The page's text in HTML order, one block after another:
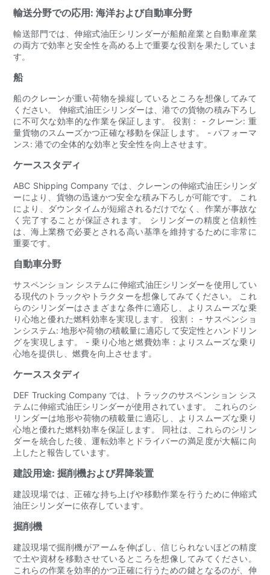
輸送分野での応用: 海洋および自動車分野
輸送部門では、伸縮式油圧シリンダーが船舶産業と自動車産業
の両方で効率と安全性を高める上で重要な役割を果たしていま
す。
船
船のクレーンが重い荷物を操縦しているところを想像してみて
ください。 伸縮式油圧シリンダーは、港での貨物の積み下ろし
に不可欠な効率的な作業を保証します。 役割： - クレーン: 重
量貨物のスムーズかつ正確な移動を保証します。 - パフォーマ
ンス: 港での全体的な効率と安全性を向上させます。
ケーススタディ
ABC Shipping Company では、クレーンの伸縮式油圧シリンダ
ーにより、貨物の迅速かつ安全な積み下ろしが可能です。 これ
により、ダウンタイムが短縮されるだけでなく、作業が事故な
く完了することが保証されます。 シリンダーの精度と信頼性
は、海上業務で必要とされる高い基準を維持するために非常に
重要です。
自動車分野
サスペンション システムに伸縮式油圧シリンダーを使用してい
る現代のトラックやトラクターを想像してみてください。 これ
らのシリンダーはさまざまな条件に適応し、よりスムーズな乗
り心地と優れた燃料効率を実現します。 役割： - サスペンショ
ンシステム: 地形や荷物の積載量に適応して安定性とハンドリン
グを実現します。 - 乗り心地と燃費効率：よりスムーズな乗り
心地を提供し、燃費を向上させます。
ケーススタディ
DEF Trucking Company では、トラックのサスペンション シス
テムに伸縮式油圧シリンダーが使用されています。 これらのシ
リンダーは地形や荷物の積載量に適応し、よりスムーズな乗り
心地と優れた燃料効率を保証します。 同社は、これらのシリン
ダーを統合した後、運転効率とドライバーの満足度が大幅に向
上したと報告しています。
建設用途: 掘削機および昇降装置
建設現場では、正確な持ち上げや移動作業を行うために伸縮式
油圧シリンダーに依存しています。
掘削機
建設現場で掘削機がアームを伸ばし、信じられないほどの精度
で土や資材を移動させているところを想像してみてください。
これらの作業を効率的かつ正確に行うための鍵となるのが、伸